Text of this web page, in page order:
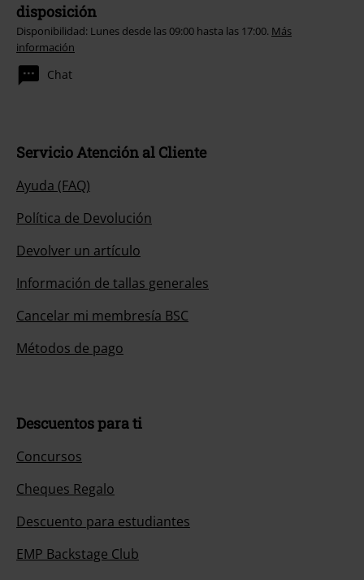
disposición
Disponibilidad: Lunes desde las 09:00 hasta las 17:00. Más
información
Chat
Servicio Atención al Cliente
Ayuda (FAQ)
Política de Devolución
Devolver un artículo
Información de tallas generales
Cancelar mi membresía BSC
Métodos de pago
Descuentos para ti
Concursos
Cheques Regalo
Descuento para estudiantes
EMP Backstage Club